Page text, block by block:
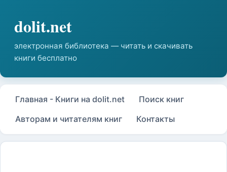
Главная - Книги на dolit.net
Поиск книг
Авторам и читателям книг
Контакты